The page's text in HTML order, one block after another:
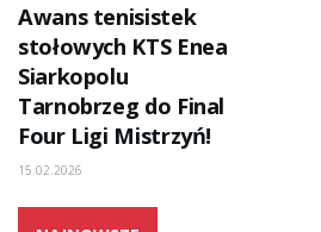
Awans tenisistek
stołowych KTS Enea
Siarkopolu
Tarnobrzeg do Final
Four Ligi Mistrzyń!
15.02.2026